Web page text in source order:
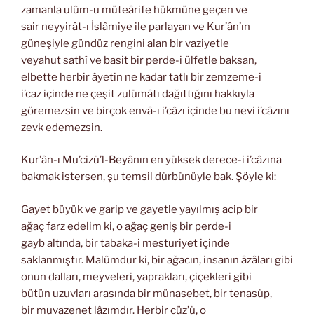
zamanla ulûm-u müteârife hükmüne geçen ve
sair neyyirât-ı İslâmiye ile parlayan ve Kur’ân’ın
güneşiyle gündüz rengini alan bir vaziyetle
veyahut sathî ve basit bir perde-i ülfetle baksan,
elbette herbir âyetin ne kadar tatlı bir zemzeme-i
i’caz içinde ne çeşit zulümâtı dağıttığını hakkıyla
göremezsin ve birçok envâ-ı i’câzı içinde bu nevi i’câzını
zevk edemezsin.
Kur’ân-ı Mu’cizü’l-Beyânın en yüksek derece-i i’câzına
bakmak istersen, şu temsil dürbünüyle bak. Şöyle ki:
Gayet büyük ve garip ve gayetle yayılmış acip bir
ağaç farz edelim ki, o ağaç geniş bir perde-i
gayb altında, bir tabaka-i mesturiyet içinde
saklanmıştır. Malûmdur ki, bir ağacın, insanın âzâları gibi
onun dalları, meyveleri, yaprakları, çiçekleri gibi
bütün uzuvları arasında bir münasebet, bir tenasüp,
bir muvazenet lâzımdır. Herbir cüz’ü, o